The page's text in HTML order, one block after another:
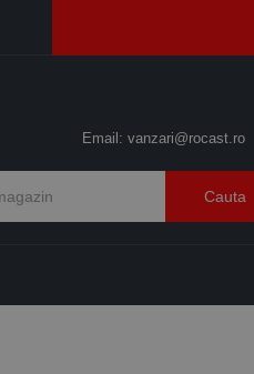
Email: vanzari@rocast.ro
Cauta